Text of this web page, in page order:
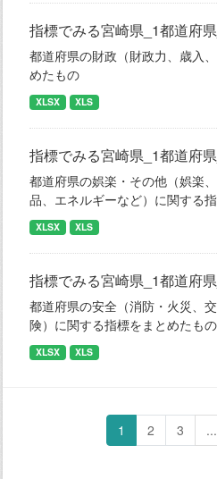
指標でみる宮崎県_1都道府
都道府県の財政（財政力、歳入
めたもの
XLSX XLS
指標でみる宮崎県_1都道府
都道府県の娯楽・その他（娯楽
品、エネルギーなど）に関する
XLSX XLS
指標でみる宮崎県_1都道府
都道府県の安全（消防・火災、
険）に関する指標をまとめたもの
XLSX XLS
1 2 3 ...